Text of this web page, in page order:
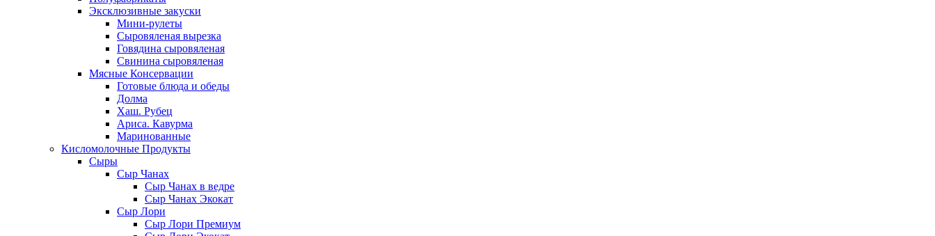
Эксклюзивные закуски
Мини-рулеты
Сыровяленая вырезка
Говядина сыровяленая
Свинина сыровяленая
Мясные Консервации
Готовые блюда и обеды
Долма
Хаш. Рубец
Ариса. Кавурма
Маринованные
Кисломолочные Продукты
Сыры
Сыр Чанах
Сыр Чанах в ведре
Сыр Чанах Экокат
Сыр Лори
Сыр Лори Премиум